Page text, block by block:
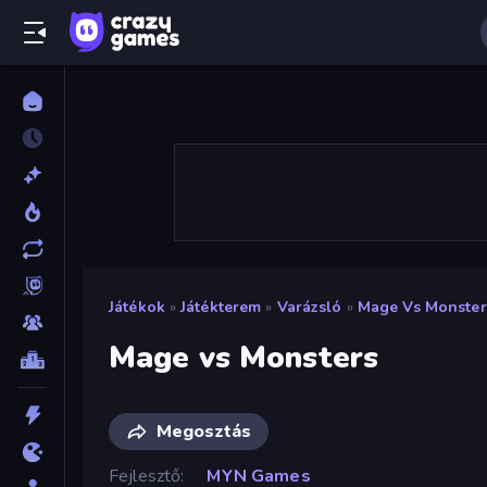
Játékok » Játékterem » Varázsló » Mage Vs
Mage vs Monsters
Megosztás
Fejlesztő
MYN Games